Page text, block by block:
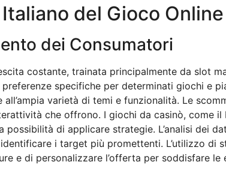
del Gioco Online
dei Consumatori
costante, trainata principalmente da slot
specifiche per determinati giochi e
varietà di temi e funzionalità. Le
che offrono. I giochi da casinò, come
di applicare strategie. L’analisi dei
i target più promettenti. L’utilizzo di
e di personalizzare l’offerta per soddisfare